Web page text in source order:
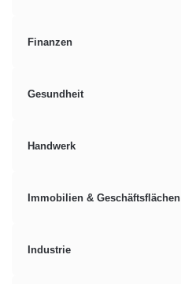
Finanzen
Gesundheit
Handwerk
Immobilien & Geschäftsflächen
Industrie